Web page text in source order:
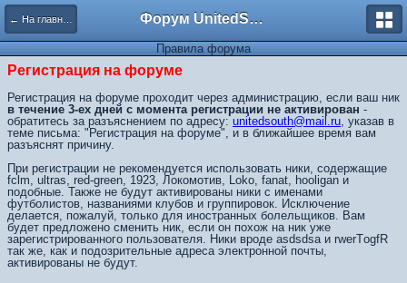
← На главную Форум UnitedSouth
Правила форума
Регистрация на форуме
Регистрация на форуме проходит через администрацию, если ваш ник
в течение 3-ех дней с момента регистрации не активирован -
обратитесь за разъяснением по адресу: unitedsouth@mail.ru, указав в
теме письма: "Регистрация на форуме", и в ближайшее время вам
разъяснят причину.
При регистрации не рекомендуется использовать ники, содержащие
fclm, ultras, red-green, 1923, Локомотив, Loko, fanat, hooligan и
подобные. Также не будут активированы ники с именами
футболистов, названиями клубов и группировок. Исключение
делается, пожалуй, только для иностранных болельщиков. Вам
будет предложено сменить ник, если он похож на ник уже
зарегистрированного пользователя. Ники вроде asdsdsa и rwerTоgfR
так же, как и подозрительные адреса электронной почты,
активированы не будут.